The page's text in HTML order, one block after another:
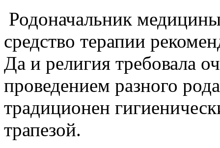
Родоначальник
средство терапии
Да и религия требовала
проведением разного
традиционен
трапезой.